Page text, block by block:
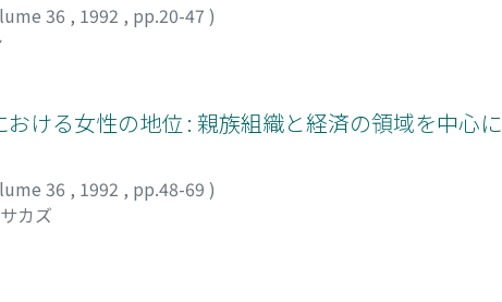
36 , 1992 , pp.20-47 )
ける女性の地位 : 親族組織と経済の領域を中心に
36 , 1992 , pp.48-69 )
カズ